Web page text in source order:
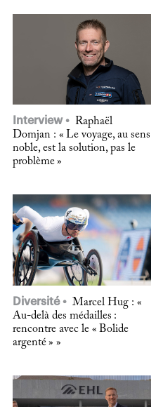
Interview
Raphaël
Domjan : « Le voyage, au sens
noble, est la solution, pas le
problème »
Diversité
Marcel Hug : «
Au-delà des médailles :
rencontre avec le « Bolide
argenté » »